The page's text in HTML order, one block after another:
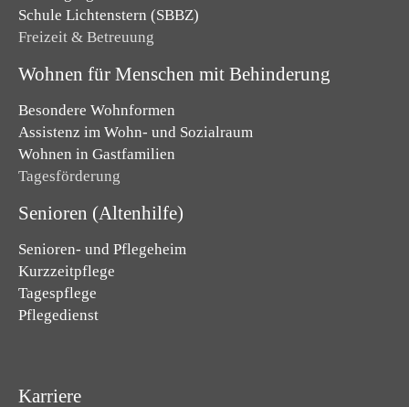
Schule Lichtenstern (SBBZ)
Freizeit & Betreuung
Wohnen für Menschen mit Behinderung
Besondere Wohnformen
Assistenz im Wohn- und Sozialraum
Wohnen in Gastfamilien
Tagesförderung
Senioren (Altenhilfe)
Senioren- und Pflegeheim
Kurzzeitpflege
Tagespflege
Pflegedienst
Karriere